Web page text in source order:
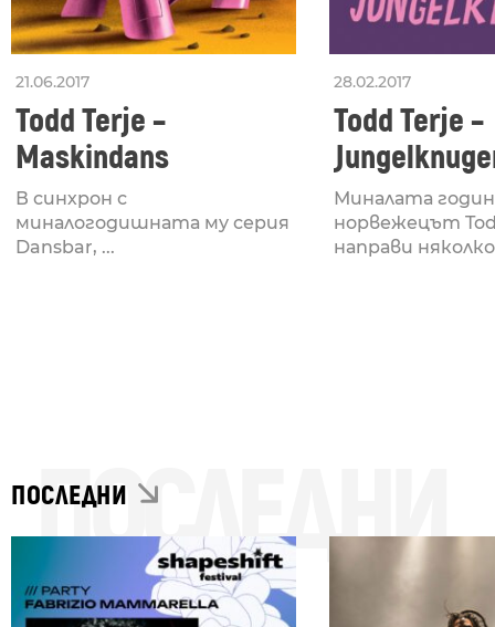
21.06.2017
Todd Terje –
Maskindans
В синхрон с
миналогодишната му серия
Dansbar, ...
28.02.2017
Todd Terje –
Tet + Prins
Remixes
Миналата
норвежецът
направи няколко
ПОСЛЕДНИ
ПОСЛЕДНИ